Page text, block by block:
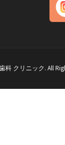
科 クリニック. All